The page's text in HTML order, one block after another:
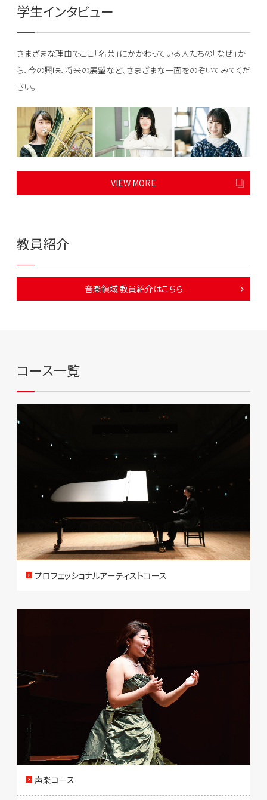
学生インタビュー
さまざまな理由でここ｢名芸｣にかかわっている人たちの｢なぜ｣か
ら､今の興味､将来の展望など､さまざまな一面をのぞいてみてくだ
さい｡
VIEW MORE
教員紹介
音楽領域 教員紹介はこちら
コース一覧
プロフェッショナルアーティストコース
声楽コース